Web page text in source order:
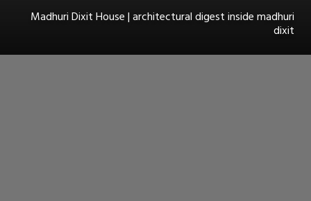
Madhuri Dixit House | architectural digest inside madhuri
dixit